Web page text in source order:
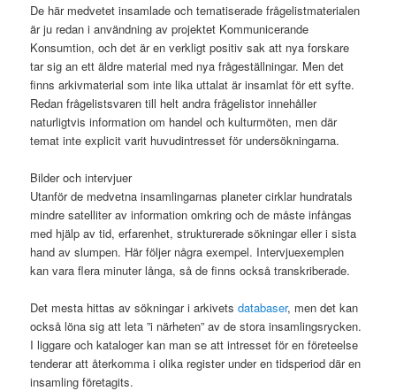
De här medvetet insamlade och tematiserade frågelistmaterialen
är ju redan i användning av projektet Kommunicerande
Konsumtion, och det är en verkligt positiv sak att nya forskare
tar sig an ett äldre material med nya frågeställningar. Men det
finns arkivmaterial som inte lika uttalat är insamlat för ett syfte.
Redan frågelistsvaren till helt andra frågelistor innehåller
naturligtvis information om handel och kulturmöten, men där
temat inte explicit varit huvudintresset för undersökningarna.
Bilder och intervjuer
Utanför de medvetna insamlingarnas planeter cirklar hundratals
mindre satelliter av information omkring och de måste infångas
med hjälp av tid, erfarenhet, strukturerade sökningar eller i sista
hand av slumpen. Här följer några exempel. Intervjuexemplen
kan vara flera minuter långa, så de finns också transkriberade.
Det mesta hittas av sökningar i arkivetsdatabaser, men det kan
också löna sig att leta ”i närheten” av de stora insamlingsrycken.
I liggare och kataloger kan man se att intresset för en företeelse
tenderar att återkomma i olika register under en tidsperiod där en
insamling företagits.